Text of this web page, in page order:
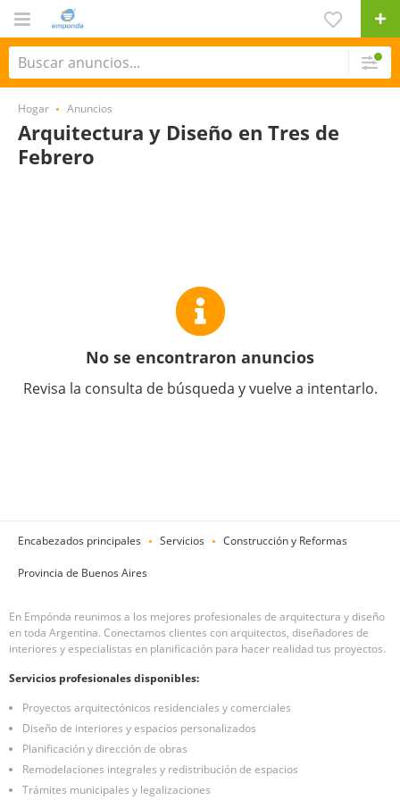
Hogar Anuncios
Arquitectura y Diseño en Tres de
Febrero
No se encontraron anuncios
Revisa la consulta de búsqueda y vuelve a intentarlo.
Encabezados principales Servicios Construcción y Reformas
Provincia de Buenos Aires
En Empónda reunimos a los mejores profesionales de arquitectura y diseño
en toda Argentina. Conectamos clientes con arquitectos, diseñadores de
interiores y especialistas en planificación para hacer realidad tus proyectos.
Servicios profesionales disponibles:
Proyectos arquitectónicos residenciales y comerciales
Diseño de interiores y espacios personalizados
Planificación y dirección de obras
Remodelaciones integrales y redistribución de espacios
Trámites municipales y legalizaciones